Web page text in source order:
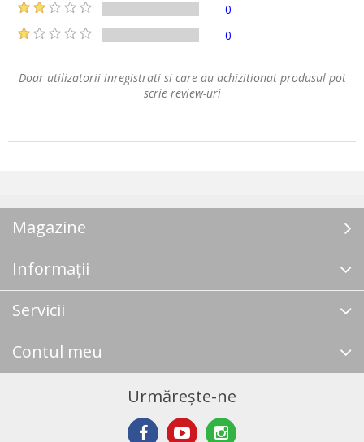
0
0
Doar utilizatorii inregistrati si care au achizitionat produsul pot
scrie review-uri
Magazine
Informații
Servicii
Contul meu
Urmărește-ne